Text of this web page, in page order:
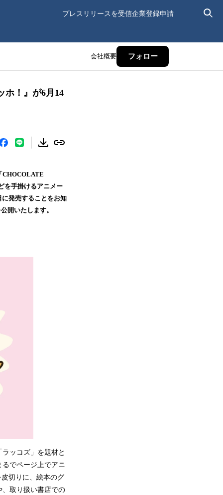
プレスリリースを受信企業登録申請
会社概要 フォロー
ホ！』が6月14
CHOCOLATE
を手掛けるアニメー
発売することをお知
開いたします。
ッコズ」を題材と
でページ上でアニ
切りに、絵本のグ
、取り扱い書店での